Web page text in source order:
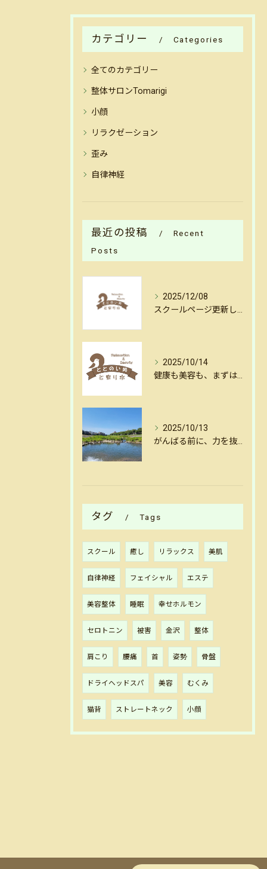
カテゴリー Categories
全てのカテゴリー
整体サロンTomarigi
小顔
リラクゼーション
歪み
自律神経
最近の投稿
Recent
Posts
2025/12/08
スクールページ更新しました
2025/10/14
健康も美容も、まずはリセットから。金沢・犀川沿いの揺らし整体
2025/10/13
がんばる前に、力を抜く。金沢犀川沿いの揺らし整体で心と体をリセット
タグ Tags
スクール 癒し リラックス 美肌
自律神経 フェイシャル エステ
美容整体 睡眠 幸せホルモン
セロトニン 被害 金沢 整体
肩こり 腰痛 首 姿勢 骨盤
ドライヘッドスパ 美容 むくみ
猫背 ストレートネック 小顔